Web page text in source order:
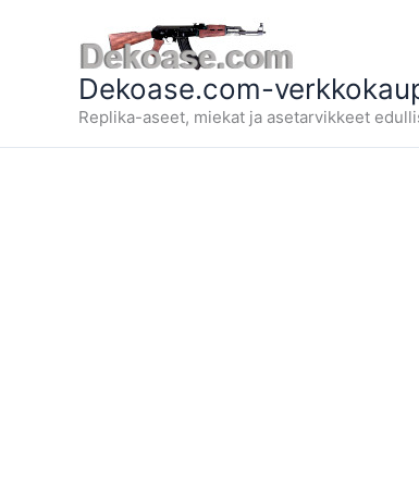
Dekoase.com-
Replika-aseet, miekat ja asetarvikkeet